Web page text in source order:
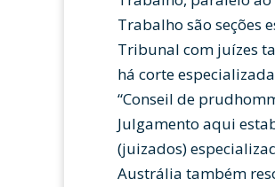
Trabalho são seções
Tribunal com juízes
há corte
“Conseil de
Julgamento aqui
(juizados)
Austrália também